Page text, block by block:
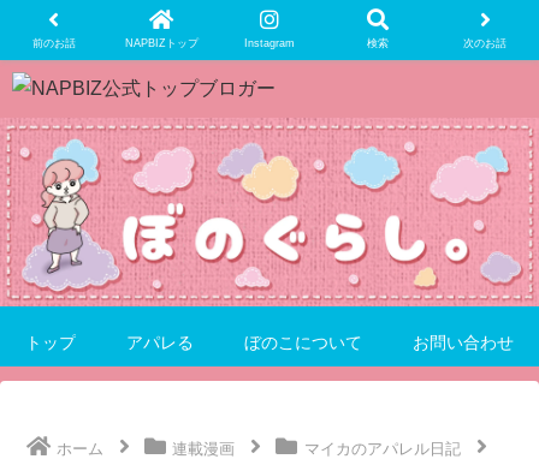
前のお話 NAPBIZトップ Instagram 検索 次のお話
トップ アパレる ぼのこについて お問い合わせ
ホーム 連載漫画
マイカのアパレル日記